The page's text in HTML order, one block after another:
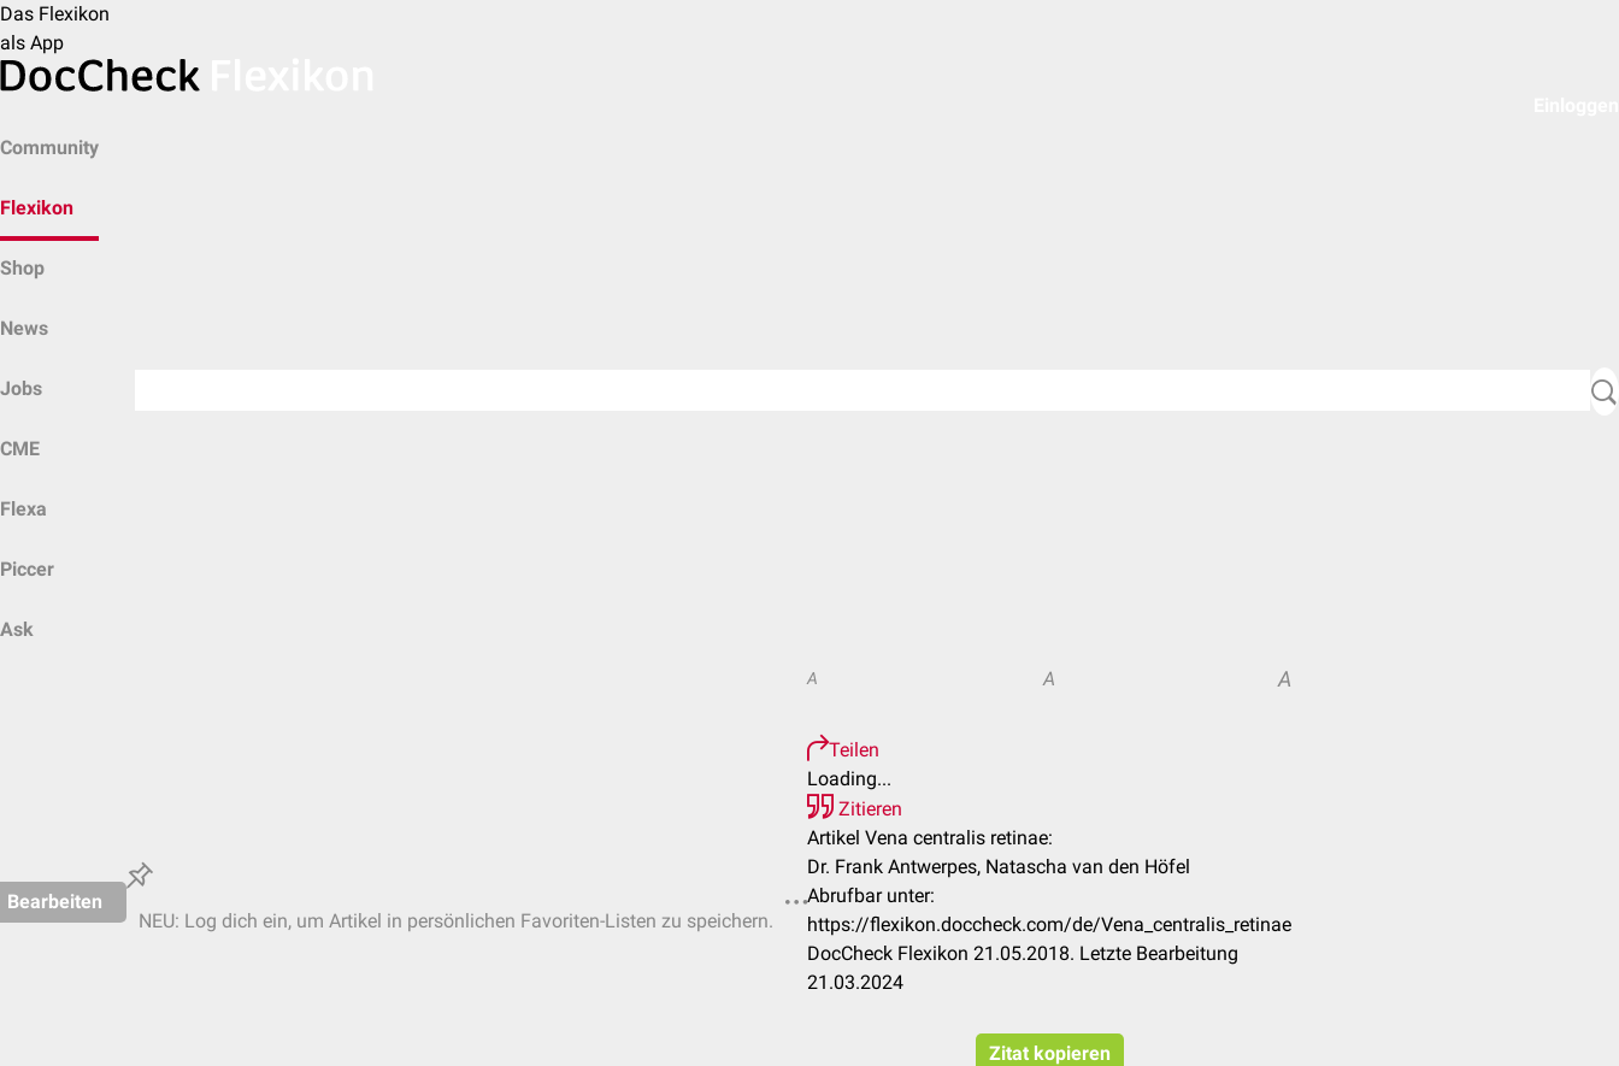
Das Flexikon
als App
Community
Flexikon
Shop
News
Jobs
CME
Flexa
Piccer
Ask
Bearbeiten
NEU: Log dich ein, um Artikel in persönlichen Favoriten-Listen zu speichern.
A A A
Teilen
Loading...
Zitieren
Artikel Vena centralis retinae:
Dr. Frank Antwerpes, Natascha van den Höfel
Abrufbar unter:
https://flexikon.doccheck.com/de/Vena_centralis_retinae
DocCheck Flexikon 21.05.2018. Letzte Bearbeitung
21.03.2024
Zitat kopieren